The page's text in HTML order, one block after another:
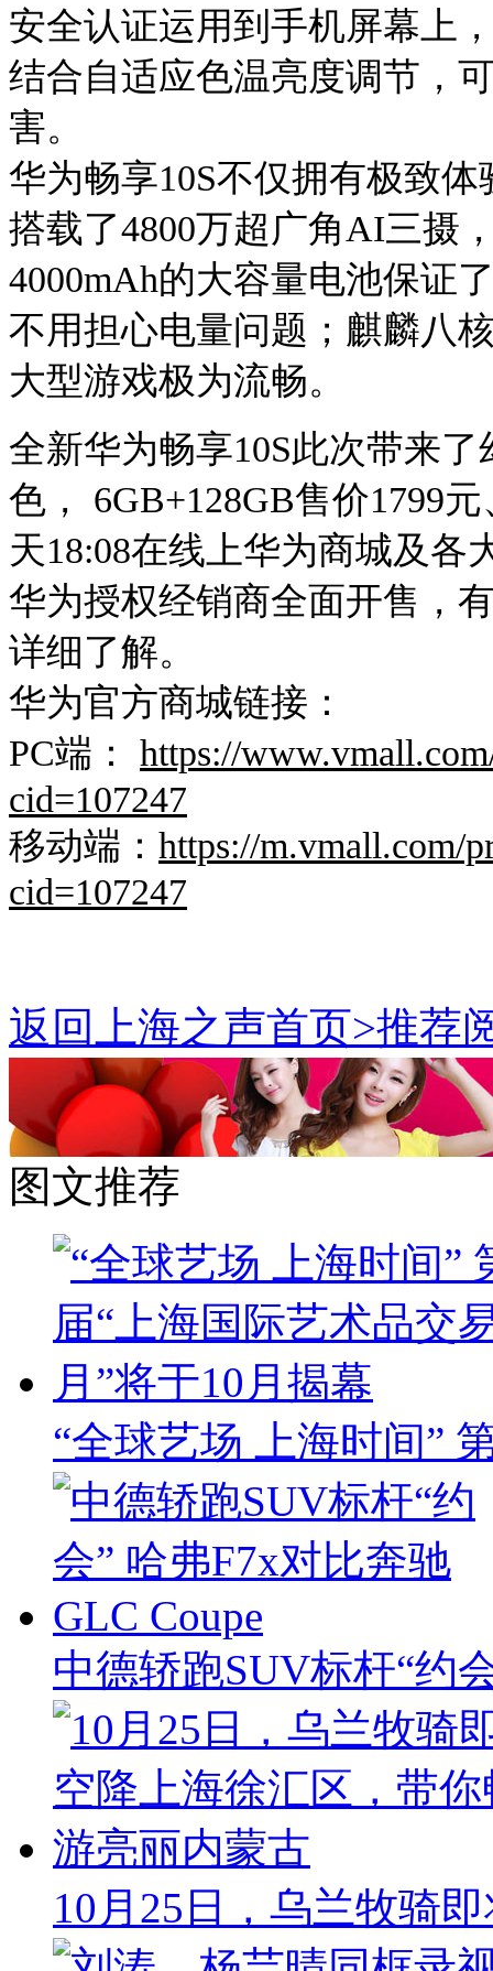
安全认证运用到手机屏幕上
结合自适应色温亮度调节，
害。
华为畅享10S不仅拥有极致
搭载了4800万超广角AI三摄
4000mAh的大容量电池保证
不用担心电量问题；麒麟八
大型游戏极为流畅。
全新华为畅享10S此次带来
色， 6GB+128GB售价1799
天18:08在线上华为商城及各
华为授权经销商全面开售，
详细了解。
华为官方商城链接：
PC端： https://
cid=107247
移动端： https://m.vmall.com/
cid=107247
返回上海之声首页>推荐
图文推荐
“全球艺场 上海时间”
中德轿跑SUV标杆“约
10月25日，乌兰牧骑